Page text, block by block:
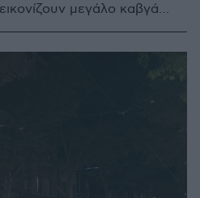
μεγάλο καβγά